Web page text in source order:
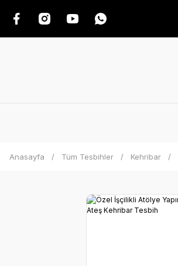
Anasayfa Tüm Tesbihler Kehribar